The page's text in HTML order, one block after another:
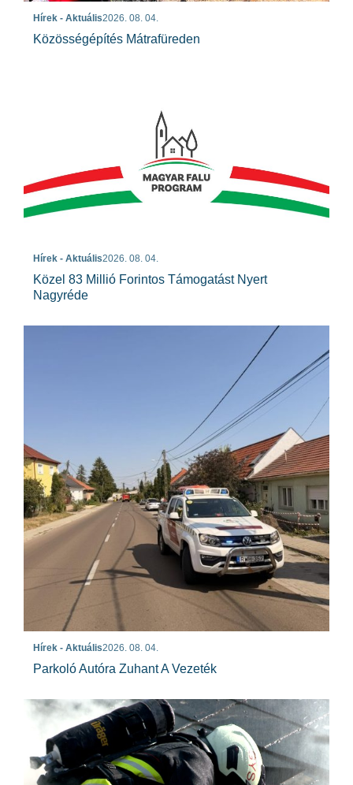
Hírek - Aktuális2026. 08. 04.
Közösségépítés Mátrafüreden
Hírek - Aktuális2026. 08. 04.
Közel 83 Millió Forintos Támogatást Nyert
Nagyréde
Hírek - Aktuális2026. 08. 04.
Parkoló Autóra Zuhant A Vezeték